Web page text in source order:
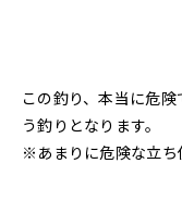
この釣り、本当に危
う釣りとなります。
※あまりに危険な立ち